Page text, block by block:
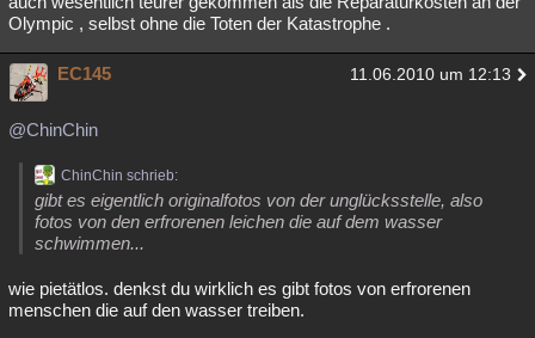
Olympic , selbst ohne die Toten der Katastrophe .
EC145 11.06.2010 um 12:13
@ChinChin
ChinChin schrieb:
gibt es eigentlich originalfotos von der unglücksstelle, also
fotos von den erfrorenen leichen die auf dem wasser
schwimmen...
wie pietätlos. denkst du wirklich es gibt fotos von erfrorenen
menschen die auf den wasser treiben.